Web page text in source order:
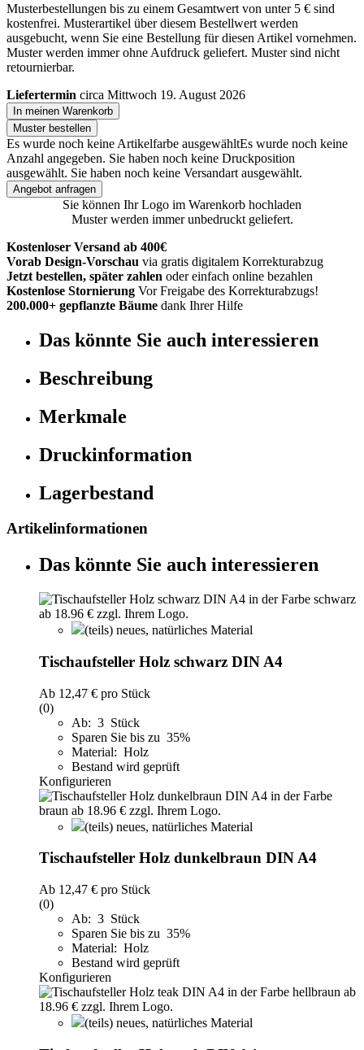
Musterbestellungen bis zu einem Gesamtwert von unter 5 € sind
kostenfrei. Musterartikel über diesem Bestellwert werden
ausgebucht, wenn Sie eine Bestellung für diesen Artikel vornehmen.
Muster werden immer ohne Aufdruck geliefert. Muster sind nicht
retournierbar.
Liefertermin circa Mittwoch 19. August 2026
In meinen Warenkorb
Muster bestellen
Es wurde noch keine Artikelfarbe ausgewähltEs wurde noch keine
Anzahl angegeben. Sie haben noch keine Druckposition
ausgewählt. Sie haben noch keine Versandart ausgewählt.
Angebot anfragen
Sie können Ihr Logo im Warenkorb hochladen
Muster werden immer unbedruckt geliefert.
Kostenloser Versand ab 400€
Vorab Design-Vorschau via gratis digitalem Korrekturabzug
Jetzt bestellen, später zahlen oder einfach online bezahlen
Kostenlose Stornierung Vor Freigabe des Korrekturabzugs!
200.000+ gepflanzte Bäume dank Ihrer Hilfe
Das könnte Sie auch interessieren
Beschreibung
Merkmale
Druckinformation
Lagerbestand
Artikelinformationen
Das könnte Sie auch interessieren
(teils) neues, natürliches Material
Tischaufsteller Holz schwarz DIN A4
Ab 12,47 € pro Stück
(0)
Ab: 3 Stück
Sparen Sie bis zu 35%
Material: Holz
Bestand wird geprüft
Konfigurieren
(teils) neues, natürliches Material
Tischaufsteller Holz dunkelbraun DIN A4
Ab 12,47 € pro Stück
(0)
Ab: 3 Stück
Sparen Sie bis zu 35%
Material: Holz
Bestand wird geprüft
Konfigurieren
(teils) neues, natürliches Material